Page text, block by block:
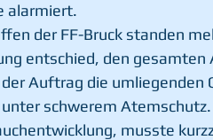
alarmiert.
der FF-Bruck standen
entschied, den
Auftrag die umliegenden
schwerem Atemschutz.
musste